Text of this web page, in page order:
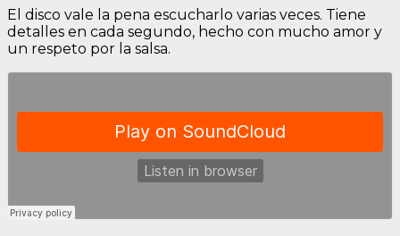
El disco vale la pena escucharlo varias veces. Tiene
detalles en cada segundo, hecho con mucho amor y
un respeto por la salsa.